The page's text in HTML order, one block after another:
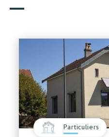
Particuliers